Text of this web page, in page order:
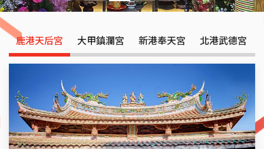
鹿港天后宮 大甲鎮瀾宮 新港奉天宮 北港武德宮